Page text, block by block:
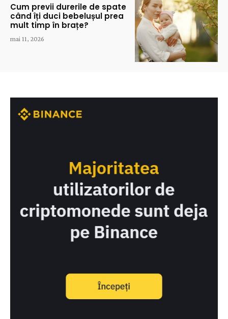
Cum previi durerile de spate
când îți duci bebelușul prea
mult timp în brațe?
mai 11, 2026